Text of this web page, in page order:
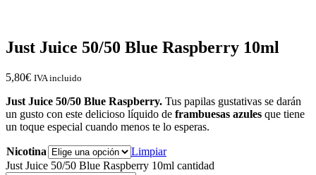
Just Juice 50/50 Blue Raspberry 10ml
5,80€ IVA incluido
Just Juice 50/50 Blue Raspberry. Tus papilas gustativas se darán
un gusto con este delicioso líquido de frambuesas azules que tiene
un toque especial cuando menos te lo esperas.
Nicotina
Limpiar
Just Juice 50/50 Blue Raspberry 10ml cantidad